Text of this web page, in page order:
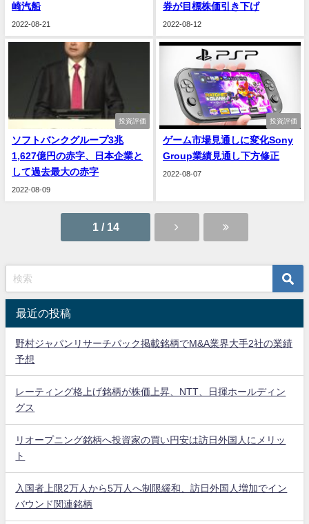
崎汽船
2022-08-21
券が目標株価引き下げ
2022-08-12
投資評価
ソフトバンクグループ3兆
1,627億円の赤字、日本企業と
して過去最大の赤字
2022-08-09
投資評価
ゲーム市場見通しに変化Sony
Group業績見通し下方修正
2022-08-07
1 / 14
最近の投稿
野村ジャパンリサーチパック掲載銘柄でM&A業界大手2社の業績
予想
レーティング格上げ銘柄が株価上昇、NTT、日揮ホールディン
グス
リオープニング銘柄へ投資家の買い円安は訪日外国人にメリッ
ト
入国者上限2万人から5万人へ制限緩和、訪日外国人増加でイン
バウンド関連銘柄